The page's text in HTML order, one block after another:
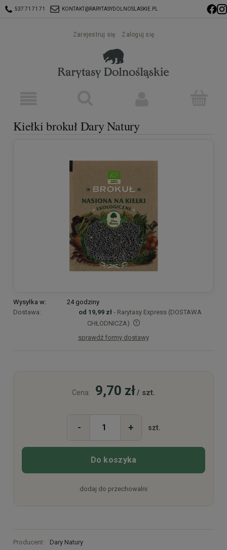
537 71 71 71 KONTAKT@RARYTASYDOLNOSLASKIE.PL
Zarejestruj się Zaloguj się
Kiełki brokuł Dary Natury
Wysyłka w:
24 godziny
Dostawa:
od 19,99 zł - Rarytasy Express (DOSTAWA
CHŁODNICZA)
Cena nie zawiera ewentualnych kosztów płatności
sprawdź formy dostawy
Cena: 9,70 zł/ szt.
- + szt.
Do koszyka
dodaj do przechowalni
Producent: Dary Natury